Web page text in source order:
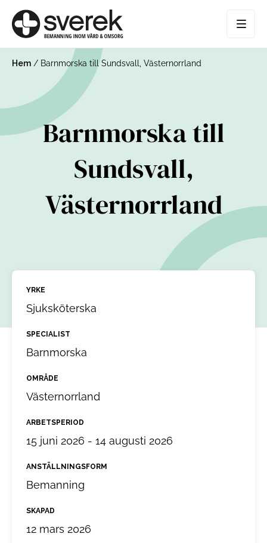
Hem / Barnmorska till Sundsvall, Västernorrland
Barnmorska till
Sundsvall,
Västernorrland
YRKE
Sjuksköterska
SPECIALIST
Barnmorska
OMRÅDE
Västernorrland
ARBETSPERIOD
15 juni 2026 - 14 augusti 2026
ANSTÄLLNINGSFORM
Bemanning
SKAPAD
12 mars 2026